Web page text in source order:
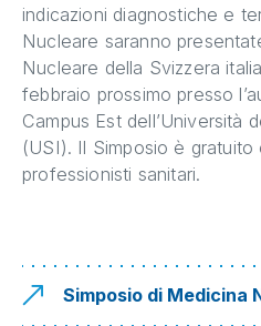
indicazioni diagnostiche e
Nucleare saranno
Nucleare della Svizzera
febbraio prossimo presso
Campus Est dell’Università
(USI). Il Simposio è
professionisti sanitari.
Simposio di Medicina